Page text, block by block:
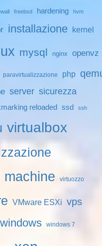
freebsd hardening hvm
installazione kernel
mysql nginx openvz
paravirtualizzazione php
server sicurezza
reloaded ssd ssh
virtualbox
machine virtuozzo
VMware ESXi vps
windows windows 7